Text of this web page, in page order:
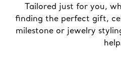
Tailored just for you,
finding the perfect gift,
milestone or jewelry